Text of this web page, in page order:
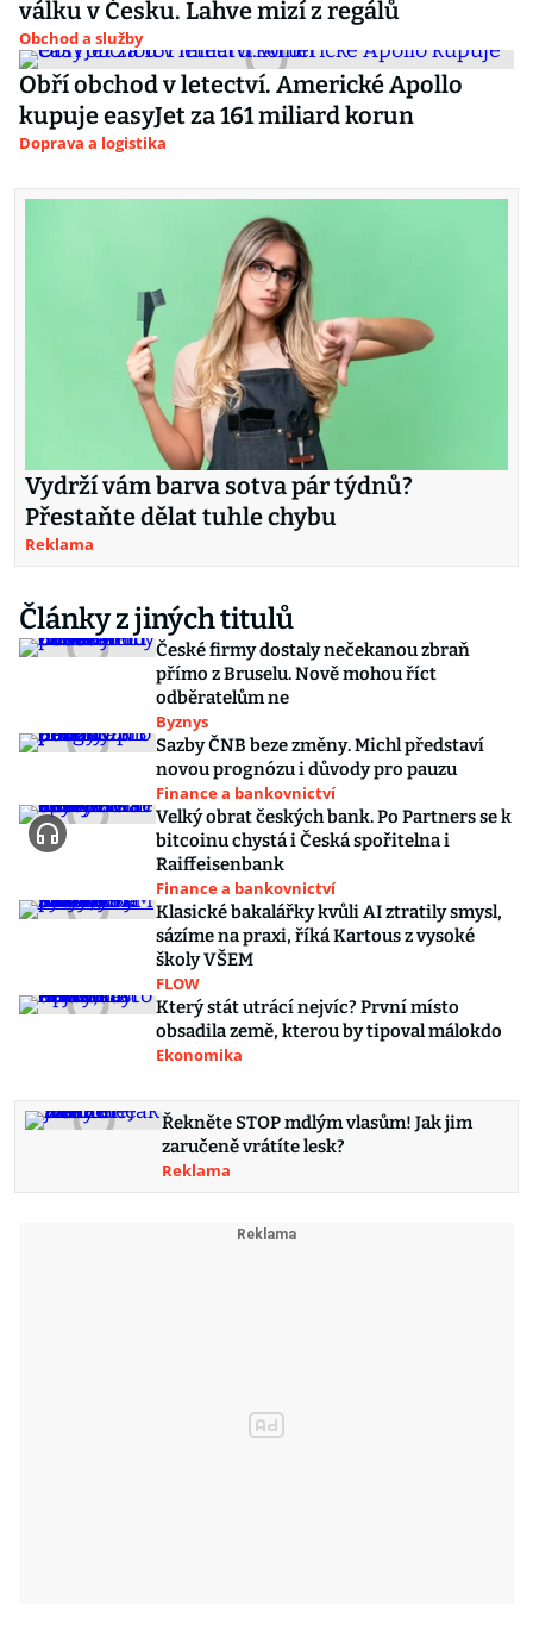
válku v Česku. Lahve mizí z regálů
Obchod a služby
Obří obchod v letectví. Americké Apollo
kupuje easyJet za 161 miliard korun
Doprava a logistika
Vydrží vám barva sotva pár týdnů?
Přestaňte dělat tuhle chybu
Reklama
Články z jiných titulů
České firmy dostaly nečekanou zbraň
přímo z Bruselu. Nově mohou říct
odběratelům ne
Byznys
Sazby ČNB beze změny. Michl představí
novou prognózu i důvody pro pauzu
Finance a bankovnictví
Velký obrat českých bank. Po Partners se k
bitcoinu chystá i Česká spořitelna i
Raiffeisenbank
Finance a bankovnictví
Klasické bakalářky kvůli AI ztratily smysl,
sázíme na praxi, říká Kartous z vysoké
školy VŠEM
FLOW
Který stát utrácí nejvíc? První místo
obsadila země, kterou by tipoval málokdo
Ekonomika
Řekněte STOP mdlým vlasům! Jak jim
zaručeně vrátíte lesk?
Reklama